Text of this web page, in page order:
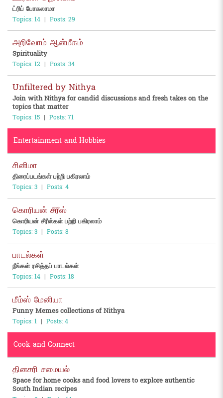
ட்ரிப் போகலாமா
Topics: 14 | Posts: 29
அறிவோம் ஆன்மீகம்
Spirituality
Topics: 12 | Posts: 34
Unfiltered by Nithya
Join with Nithya for candid discussions and fresh takes on the
topics that matter
Topics: 15 | Posts: 71
Entertainment and Hobbies
சினிமா
திரைப்படங்கள் பற்றி பகிரலாம்
Topics: 3 | Posts: 4
கொரியன் சீரீஸ்
கொரியன் சீரீஸ்கள் பற்றி பகிரலாம்
Topics: 3 | Posts: 8
பாடல்கள்
நீங்கள் ரசித்தப் பாடல்கள்
Topics: 14 | Posts: 18
மீம்ஸ் மேனியா
Funny Memes collections of Nithya
Topics: 1 | Posts: 4
Cook and Connect
தினசரி சமையல்
Space for home cooks and food lovers to explore authentic
South Indian recipes